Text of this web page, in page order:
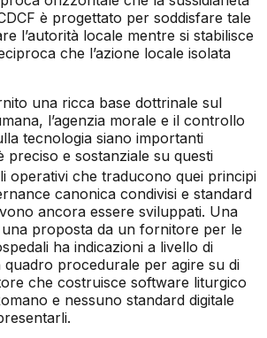
è progettato per soddisfare tale
l’autorità locale mentre si stabilisce
che l’azione locale isolata
una ricca base dottrinale sul
l’agenzia morale e il controllo
tecnologia siano importanti
preciso e sostanziale su questi
operativi che traducono quei principi
canonica condivisi e standard
ancora essere sviluppati. Una
proposta da un fornitore per le
ha indicazioni a livello di
quadro procedurale per agire su di
che costruisce software liturgico
e nessuno standard digitale